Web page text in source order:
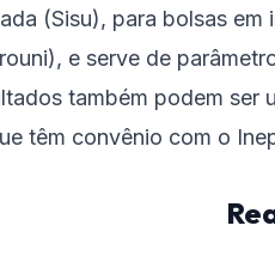
(Sisu), para bolsas
e serve de
também podem ser
têm convênio com o